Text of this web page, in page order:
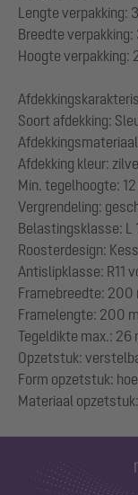
Lengte verpakking:
Breedte
Hoogte verpakking:
Soort afdekking:
Afdekking kleur:
Min. tegelhoogte:
Vergrendeling:
Belastingsklasse: L
Roosterdesign:
Antislipklasse: R11
Framebreedte: 200
Framelengte: 200
Tegeldikte max.: 26
Opzetstuk:
Form opzetstuk: